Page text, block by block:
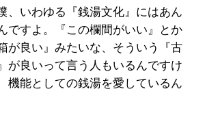
、いわゆる『銭湯文化』にはあん
ですよ。『この欄間がいい』とか
が良い』みたいな、そういう『古
が良いって言う人もいるんですけ
機能としての銭湯を愛しているん